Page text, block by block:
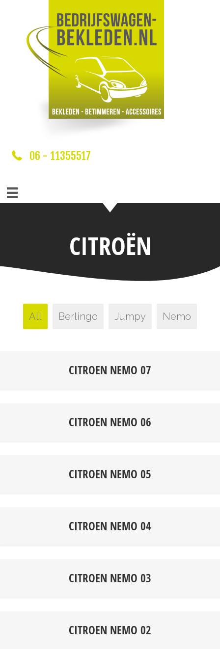
06 - 11355517
CITROËN
All Berlingo Jumpy Nemo
CITROEN NEMO 07
CITROEN NEMO 06
CITROEN NEMO 05
CITROEN NEMO 04
CITROEN NEMO 03
CITROEN NEMO 02